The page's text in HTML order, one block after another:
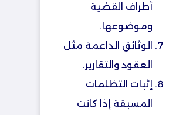
أطراف القضية
وموضوعها.
الوثائق الداعمة مثل
العقود والتقارير.
إثبات التظلمات
المسبقة إذا كانت